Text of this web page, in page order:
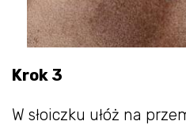
Krok 3
W słoiczku ułóż na